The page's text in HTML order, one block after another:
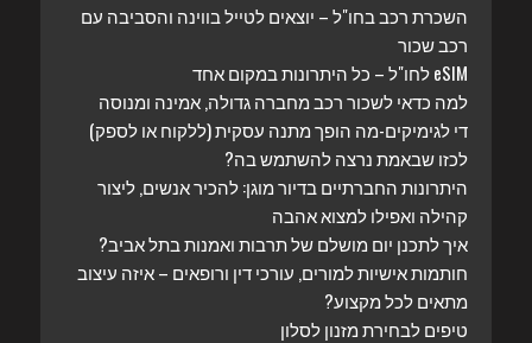
השכרת רכב בחו"ל – יוצאים לטייל בווינה והסביבה עם
רכב שכור
eSIM לחו"ל – כל היתרונות במקום אחד
למה כדאי לשכור רכב מחברה גדולה, אמינה ומנוסה
די לגימיקים-מה הופך מתנה עסקית (ללקוח או לספק)
לכזו שבאמת נרצה להשתמש בה?
היתרונות החברתיים בדיור מוגן: להכיר אנשים, ליצור
קהילה ואפילו למצוא אהבה
איך לתכנן יום מושלם של תרבות ואמנות בתל אביב?
חותמות אישיות למורים, עורכי דין ורופאים – איזה עיצוב
מתאים לכל מקצוע?
טיפים לבחירת מזנון לסלון